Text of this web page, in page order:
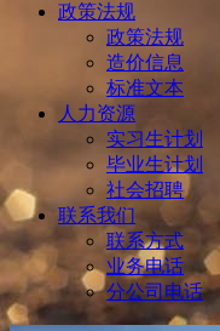
政策法规
政策法规
造价信息
标准文本
人力资源
实习生计划
毕业生计划
社会招聘
联系我们
联系方式
业务电话
分公司电话